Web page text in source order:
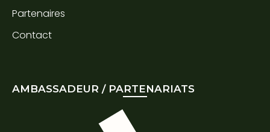
Partenaires
Contact
AMBASSADEUR / PARTENARIATS